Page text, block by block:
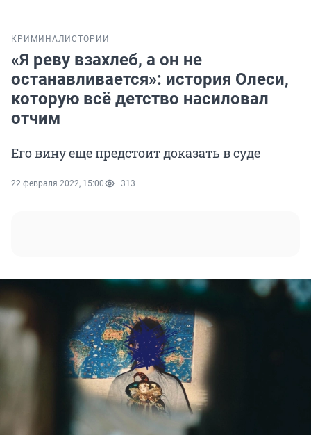
КРИМИНАЛ ИСТОРИИ
«Я реву взахлеб, а он не
останавливается»: история Олеси,
которую всё детство насиловал
отчим
Его вину еще предстоит доказать в суде
22 февраля 2022, 15:00 313